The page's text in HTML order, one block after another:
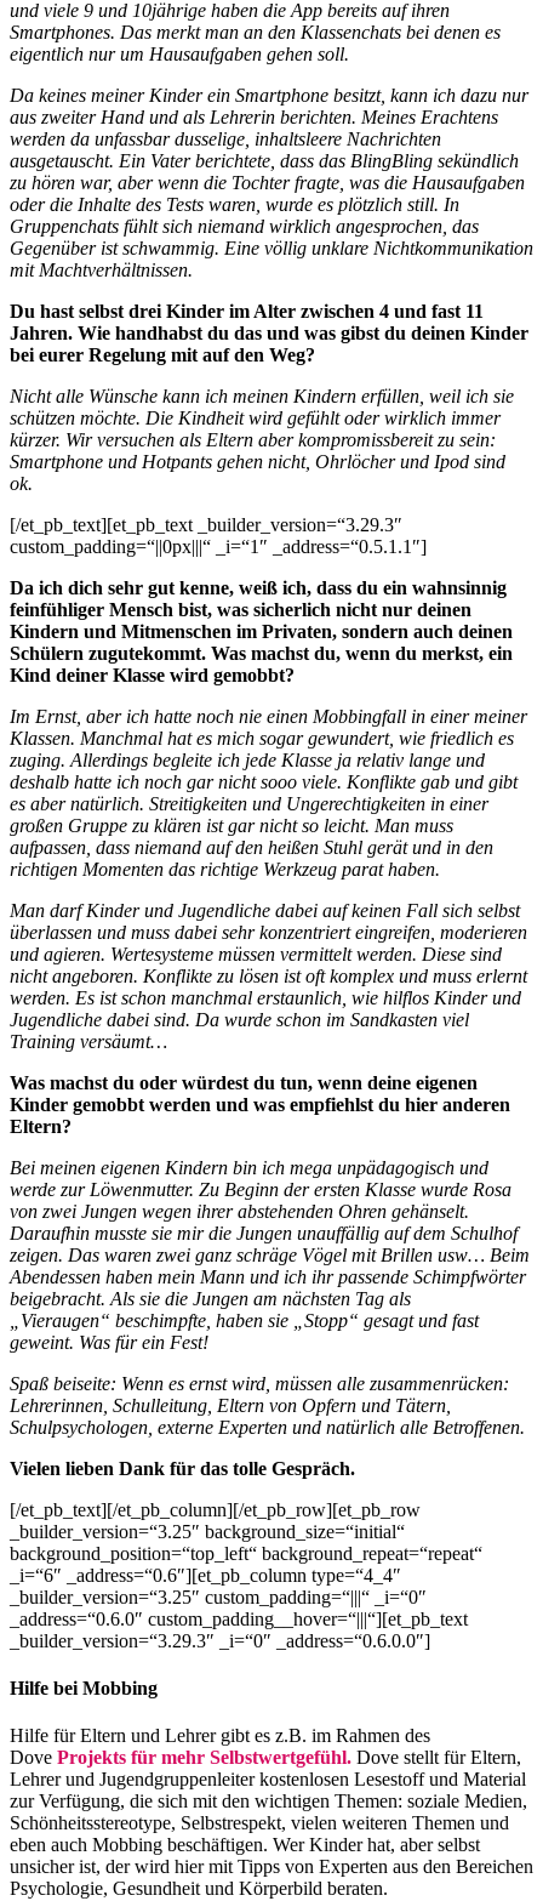
und viele 9 und 10jährige haben die App bereits auf ihren
Smartphones. Das merkt man an den Klassenchats bei denen es
eigentlich nur um Hausaufgaben gehen soll.
Da keines meiner Kinder ein Smartphone besitzt, kann ich dazu nur
aus zweiter Hand und als Lehrerin berichten. Meines Erachtens
werden da unfassbar dusselige, inhaltsleere Nachrichten
ausgetauscht. Ein Vater berichtete, dass das BlingBling sekündlich
zu hören war, aber wenn die Tochter fragte, was die Hausaufgaben
oder die Inhalte des Tests waren, wurde es plötzlich still. In
Gruppenchats fühlt sich niemand wirklich angesprochen, das
Gegenüber ist schwammig. Eine völlig unklare Nichtkommunikation
mit Machtverhältnissen.
Du hast selbst drei Kinder im Alter zwischen 4 und fast 11
Jahren. Wie handhabst du das und was gibst du deinen Kinder
bei eurer Regelung mit auf den Weg?
Nicht alle Wünsche kann ich meinen Kindern erfüllen, weil ich sie
schützen möchte. Die Kindheit wird gefühlt oder wirklich immer
kürzer. Wir versuchen als Eltern aber kompromissbereit zu sein:
Smartphone und Hotpants gehen nicht, Ohrlöcher und Ipod sind
ok.
[/et_pb_text][et_pb_text _builder_version=“3.29.3″
custom_padding=“||0px|||“ _i=“1″ _address=“0.5.1.1″]
Da ich dich sehr gut kenne, weiß ich, dass du ein wahnsinnig
feinfühliger Mensch bist, was sicherlich nicht nur deinen
Kindern und Mitmenschen im Privaten, sondern auch deinen
Schülern zugutekommt. Was machst du, wenn du merkst, ein
Kind deiner Klasse wird gemobbt?
Im Ernst, aber ich hatte noch nie einen Mobbingfall in einer meiner
Klassen. Manchmal hat es mich sogar gewundert, wie friedlich es
zuging. Allerdings begleite ich jede Klasse ja relativ lange und
deshalb hatte ich noch gar nicht sooo viele. Konflikte gab und gibt
es aber natürlich. Streitigkeiten und Ungerechtigkeiten in einer
großen Gruppe zu klären ist gar nicht so leicht. Man muss
aufpassen, dass niemand auf den heißen Stuhl gerät und in den
richtigen Momenten das richtige Werkzeug parat haben.
Man darf Kinder und Jugendliche dabei auf keinen Fall sich selbst
überlassen und muss dabei sehr konzentriert eingreifen, moderieren
und agieren. Wertesysteme müssen vermittelt werden. Diese sind
nicht angeboren. Konflikte zu lösen ist oft komplex und muss erlernt
werden. Es ist schon manchmal erstaunlich, wie hilflos Kinder und
Jugendliche dabei sind. Da wurde schon im Sandkasten viel
Training versäumt…
Was machst du oder würdest du tun, wenn deine eigenen
Kinder gemobbt werden und was empfiehlst du hier anderen
Eltern?
Bei meinen eigenen Kindern bin ich mega unpädagogisch und
werde zur Löwenmutter. Zu Beginn der ersten Klasse wurde Rosa
von zwei Jungen wegen ihrer abstehenden Ohren gehänselt.
Daraufhin musste sie mir die Jungen unauffällig auf dem Schulhof
zeigen. Das waren zwei ganz schräge Vögel mit Brillen usw… Beim
Abendessen haben mein Mann und ich ihr passende Schimpfwörter
beigebracht. Als sie die Jungen am nächsten Tag als
„Vieraugen“ beschimpfte, haben sie „Stopp“ gesagt und fast
geweint. Was für ein Fest!
Spaß beiseite: Wenn es ernst wird, müssen alle zusammenrücken:
Lehrerinnen, Schulleitung, Eltern von Opfern und Tätern,
Schulpsychologen, externe Experten und natürlich alle Betroffenen.
Vielen lieben Dank für das tolle Gespräch.
[/et_pb_text][/et_pb_column][/et_pb_row][et_pb_row
_builder_version=“3.25″ background_size=“initial“
background_position=“top_left“ background_repeat=“repeat“
_i=“6″ _address=“0.6″][et_pb_column type=“4_4″
_builder_version=“3.25″ custom_padding=“|||“ _i=“0″
_address=“0.6.0″ custom_padding__hover=“|||“][et_pb_text
_builder_version=“3.29.3″ _i=“0″ _address=“0.6.0.0″]
Hilfe bei Mobbing
Hilfe für Eltern und Lehrer gibt es z.B. im Rahmen des
Dove Projekts für mehr Selbstwertgefühl. Dove stellt für Eltern,
Lehrer und Jugendgruppenleiter kostenlosen Lesestoff und Material
zur Verfügung, die sich mit den wichtigen Themen: soziale Medien,
Schönheitsstereotype, Selbstrespekt, vielen weiteren Themen und
eben auch Mobbing beschäftigen. Wer Kinder hat, aber selbst
unsicher ist, der wird hier mit Tipps von Experten aus den Bereichen
Psychologie, Gesundheit und Körperbild beraten.